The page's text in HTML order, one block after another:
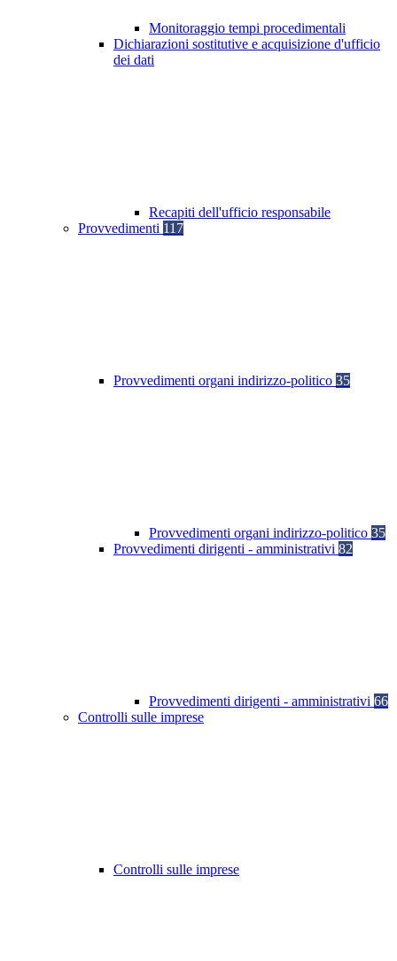
Monitoraggio tempi procedimentali
Dichiarazioni sostitutive e acquisizione d'ufficio
dei dati
Recapiti dell'ufficio responsabile
Provvedimenti 117
Provvedimenti organi indirizzo-politico 35
Provvedimenti organi indirizzo-politico 35
Provvedimenti dirigenti - amministrativi 82
Provvedimenti dirigenti - amministrativi 66
Controlli sulle imprese
Controlli sulle imprese